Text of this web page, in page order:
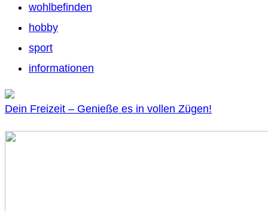
wohlbefinden
hobby
sport
informationen
Dein Freizeit – Genieße es in vollen Zügen!